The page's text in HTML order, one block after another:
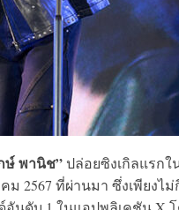
ษ์ พานิช”ปล่อยซิงเกิลแรก
ม 2567 ที่ผ่านมา ซึ่งเพียง